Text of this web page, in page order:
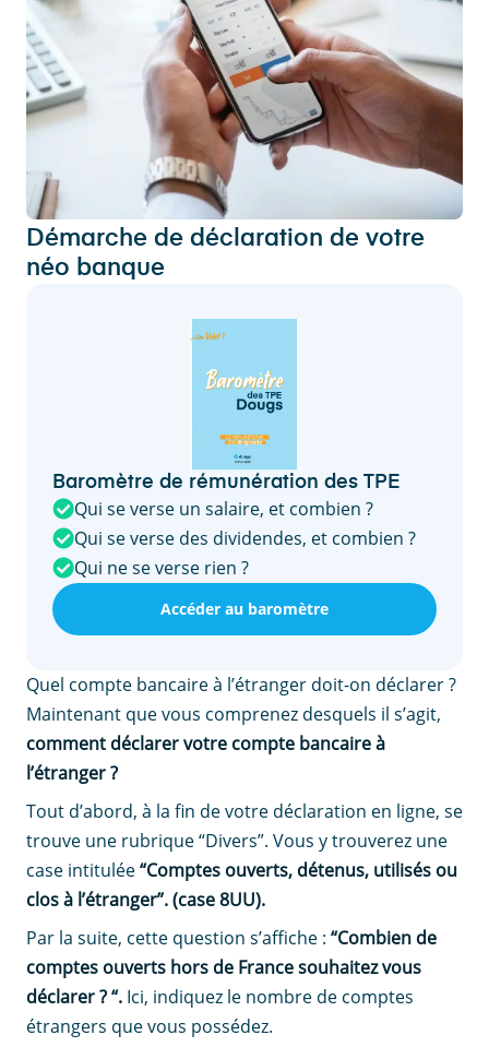
Démarche de déclaration de votre
néo banque
Baromètre de rémunération des TPE
Qui se verse un salaire, et combien ?
Qui se verse des dividendes, et combien ?
Qui ne se verse rien ?
Accéder au baromètre
Quel compte bancaire à l’étranger doit-on déclarer ?
Maintenant que vous comprenez desquels il s’agit,
comment déclarer votre compte bancaire à
l’étranger ?
Tout d’abord, à la fin de votre déclaration en ligne, se
trouve une rubrique “Divers”. Vous y trouverez une
case intitulée“Comptes ouverts, détenus, utilisés ou
clos à l’étranger”. (case 8UU).
Par la suite, cette question s’affiche : “Combien de
comptes ouverts hors de France souhaitez vous
déclarer ? “. Ici, indiquez le nombre de comptes
étrangers que vous possédez.